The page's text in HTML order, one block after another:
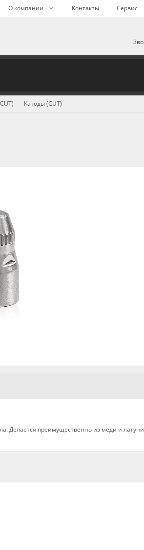
О компании Контакты Сервис
Катоды (CUT)
Делается преимущественно из меди и